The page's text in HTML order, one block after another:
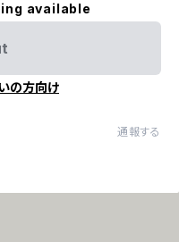
available
の方向け
通報する